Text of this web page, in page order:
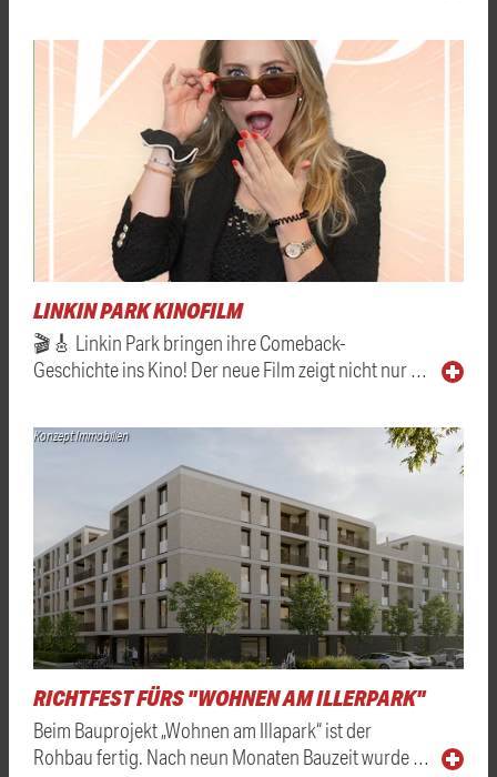
LINKIN PARK KINOFILM
🎬🎸 Linkin Park bringen ihre Comeback-
Geschichte ins Kino! Der neue Film zeigt nicht nur …
Konzept Immobilien
RICHTFEST FÜRS "WOHNEN AM ILLERPARK"
Beim Bauprojekt „Wohnen am Illapark“ ist der
Rohbau fertig. Nach neun Monaten Bauzeit wurde …